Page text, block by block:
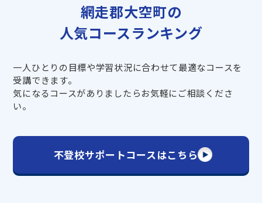
網走郡大空町の
人気コースランキング
一人ひとりの目標や学習状況に合わせて最適なコースを
受講できます。
気になるコースがありましたらお気軽にご相談くださ
い。
不登校サポートコースはこちら